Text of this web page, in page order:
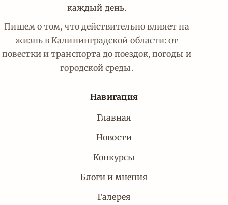
каждый день.
Пишем о том, что действительно влияет на
жизнь в Калининградской области: от
повестки и транспорта до поездок, погоды и
городской среды.
Навигация
Главная
Новости
Конкурсы
Блоги и мнения
Галерея